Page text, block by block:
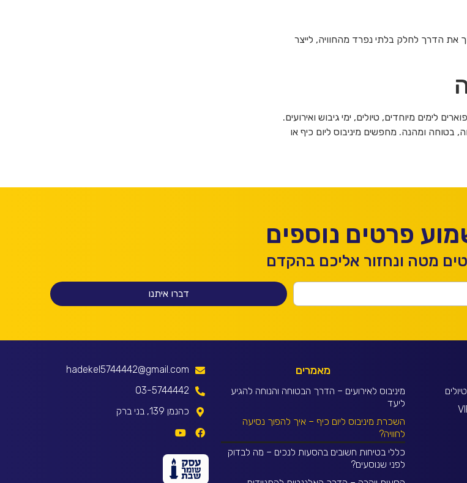
את הדרך לחלק בלתי נפרד מהחוויה, לייצר
מיניבוסים מפוארים לימים מיוחדים, טיולים, ימי גיבוש ואירועים.
בטוחה ומהנה. מחפשים מיניבוס ליום כיף או
פרטים נוספים
מטה ונחזור אליכם בהקדם
דברו איתנו
מאמרים
מיניבוס לאירועים – הדרך הבטוחה והנוחה להגיע
ליעד
השכרת מיניבוס ליום כיף – איך להפוך נסיעה
לחוויה?
כללי בטיחות חשובים בהסעות לנכים – מה לבדוק
לפני שנוסעים?
hadekel5744442@gmail.com
03-5744442
כהנמן 139, בני ברק